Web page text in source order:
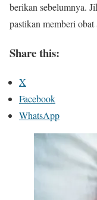
berikan sebelumnya.
pastikan memberi obat
Share this:
X
Facebook
WhatsApp